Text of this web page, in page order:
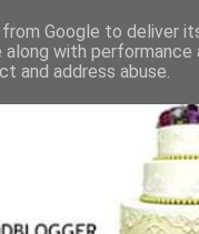
Google to deliver
along with
and address abuse.